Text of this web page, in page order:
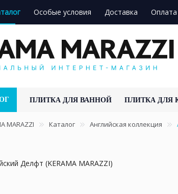
Особые условия Доставка Оплата
ПЛИТКА ДЛЯ ВАННОЙ ПЛИТКА ДЛЯ
MARAZZI Каталог Английская коллекция